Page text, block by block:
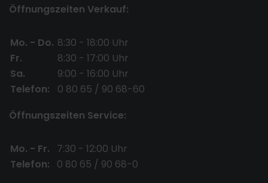
Öffnungszeiten Verkauf:
Mo. - Do. 8:30 - 18:00 Uhr
Fr.
8:30 - 17:00 Uhr
Sa.
9:00 - 16:00 Uhr
Telefon:
0 80 65 / 90 68-60
Öffnungszeiten Service:
Mo. - Fr.
7:30 - 12:00 Uhr
Telefon:
0 80 65 / 90 68-0